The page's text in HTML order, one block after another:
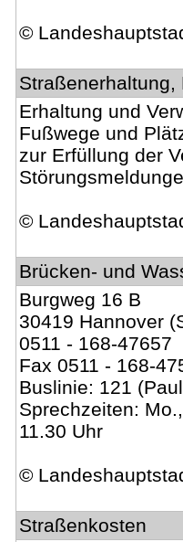
©
Straßenerhaltung,
Erhaltung und
Fußwege und
zur Erfüllung der
©
Brücken- und
Burgweg 16 B
30419 Hannover
0511 - 168-47657
Fax 0511 - 168-
Buslinie: 121
Sprechzeiten:
11.30 Uhr
©
Straßenkosten